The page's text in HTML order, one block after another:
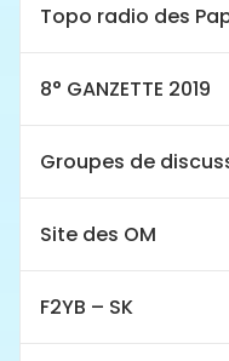
Topo radio des
8° GANZETTE 2019
Groupes de
Site des OM
F2YB – SK